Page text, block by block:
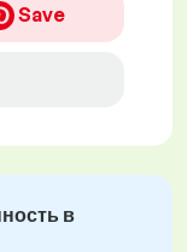
Save
в